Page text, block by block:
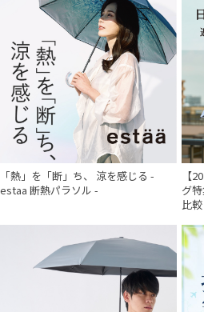
件
「熱」を「断」ち、 涼を感じる -
estaa 断熱パラソル -
【
グ
比較